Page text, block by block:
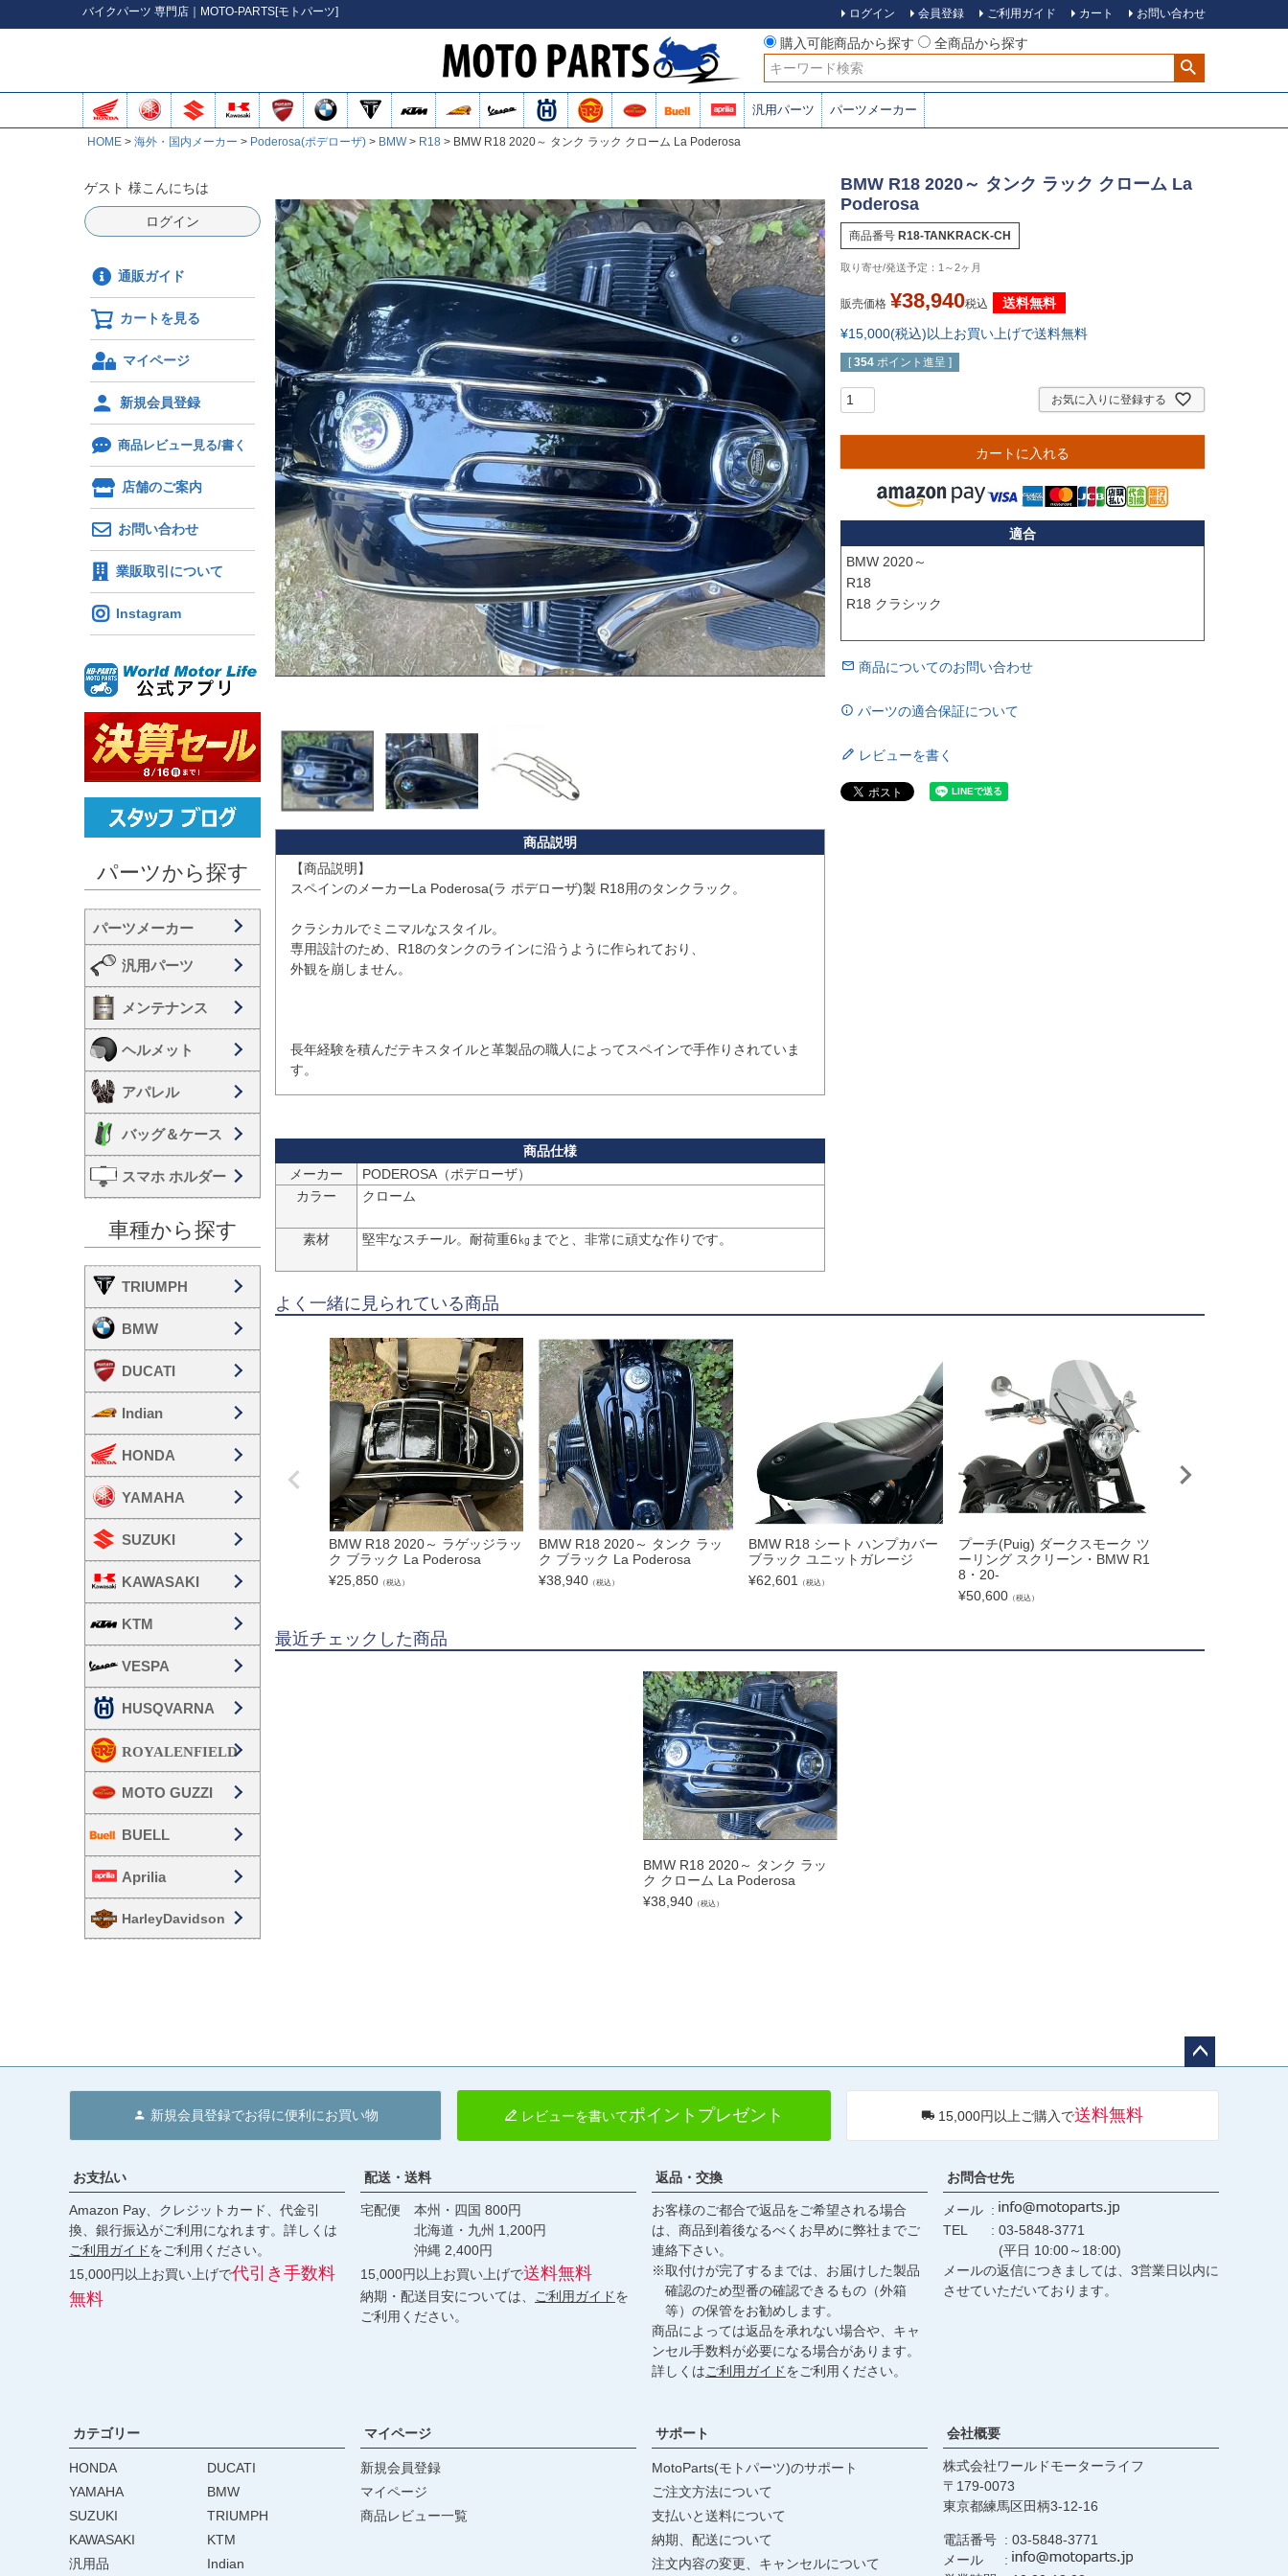
バイクパーツ 専門店｜MOTO-PARTS[モトパーツ] ログイン 会員登録 ご利用ガイド カート お問い合わせ
購入可能商品から探す
全商品から探す
検索
汎用パーツ パーツメーカー
HOME 海外・国内メーカー Poderosa(ポデローザ) BMW R18 BMW R18 2020～ タンク ラック クローム La Poderosa
ゲスト 様こんにちは
ログイン
通販ガイド
カートを見る
マイページ
新規会員登録
商品レビュー見る/書く
店舗のご案内
お問い合わせ
業販取引について
Instagram
パーツから探す
汎用パーツ
メンテナンス
ヘルメット
アパレル
バッグ＆ケース
スマホ ホルダー
車種から探す
TRIUMPH
BMW
DUCATI
Indian
HONDA
YAMAHA
SUZUKI
KAWASAKI
KTM
VESPA
HUSQVARNA
MOTO GUZZI
BUELL
Aprilia
HarleyDavidson
【商品説明】
スペインのメーカーLa Poderosa(ラ ポデローザ)製 R18用のタンクラック。
クラシカルでミニマルなスタイル。
専用設計のため、R18のタンクのラインに沿うように作られており、
外観を崩しません。
長年経験を積んだテキスタイルと革製品の職人によってスペインで手作りされていま
メーカー
カラー
クローム
素材 堅牢なスチール。耐荷重6㎏までと、非常に頑丈な作りです。
BMW R18 2020～ タンク ラック クローム La
Poderosa
商品番号 R18-TANKRACK-CH
1～2ヶ月
販売価格 ¥38,940税込
送料無料
¥15,000(税込)以上お買い上げで送料無料
[ 354 ポイント進呈 ]
お気に入りに登録する
カートに入れる
適合
BMW 2020～
R18
R18 クラシック
商品についてのお問い合わせ
パーツの適合保証について
レビューを書く
よく一緒に見られている商品
BMW R18 2020～ ラゲッジラッ
ク ブラック La Poderosa
¥25,850 （税込）
BMW R18 2020～ タンク ラッ
ク ブラック La Poderosa
¥38,940 （税込）
BMW R18 シート ハンプカバー
ブラック ユニットガレージ
¥62,601 （税込）
プーチ(Puig) ダークスモーク ツ
ーリング スクリーン・BMW R1
8・20-
¥50,600 （税込）
最近チェックした商品
BMW R18 2020～ タンク ラッ
ク クローム La Poderosa
¥38,940（税込）
へ
新規会員登録でお得に便利にお買い物 レビューを書いてポイントプレゼント 15,000円以上ご購入で送料無料
お支払い
Amazon Pay、クレジットカード、代金引
換、銀行振込がご利用になれます。詳しくは
ご利用ガイドをご利用ください。
15,000円以上お買い上げで代引き手数料
無料
配送・送料
宅配便 本州・四国 800円
北海道・九州 1,200円
沖縄 2,400円
15,000円以上お買い上げで送料無料
納期・配送目安については、 ご利用ガイドを
ご利用ください。
返品・交換
お客様のご都合で返品をご希望される場合
は、商品到着後なるべくお早めに弊社までご
連絡下さい。
※取付けが完了するまでは、お届けした製品
確認のため型番の確認できるもの（外箱
等）の保管をお勧めします。
商品によっては返品を承れない場合や、キャ
ンセル手数料が必要になる場合があります。
詳しくはご利用ガイドをご利用ください。
お問合せ先
メール
TEL
03-5848-3771
(平日 10:00～18:00)
メールの返信につきましては、3営業日以内に
させていただいております。
カテゴリー
HONDA
YAMAHA
SUZUKI
KAWASAKI
汎用品
DUCATI
BMW
TRIUMPH
KTM
Indian
マイページ
新規会員登録
マイページ
商品レビュー一覧
サポート
MotoParts(モトパーツ)のサポート
ご注文方法について
支払いと送料について
納期、配送について
注文内容の変更、キャンセルについて
会社概要
株式会社ワールドモーターライフ
179-0073
東京都練馬区田柄3-12-16
電話番号
03-5848-3771
メール